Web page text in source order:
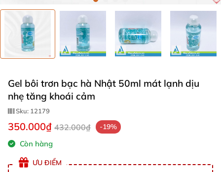
Gel bôi trơn bạc hà Nhật 50ml mát lạnh dịu
nhẹ tăng khoái cảm
Sku: 12179
350.000₫ 432.000₫ -19%
Còn hàng
ƯU ĐIỂM